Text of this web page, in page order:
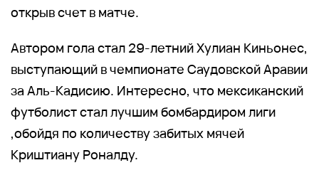
открыв счет в матче.
Автором гола стал 29-летний Хулиан Киньонес,
выступающий в чемпионате Саудовской Аравии
за Аль-Кадисию. Интересно, что мексиканский
футболист стал лучшим бомбардиром лиги
,обойдя по количеству забитых мячей
Криштиану Роналду.